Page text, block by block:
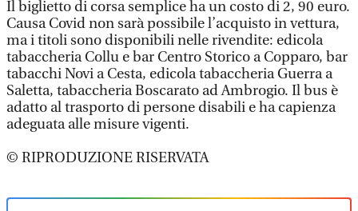
Il biglietto di corsa semplice ha un costo di 2, 90 euro.
Causa Covid non sarà possibile l’acquisto in vettura,
ma i titoli sono disponibili nelle rivendite: edicola
tabaccheria Collu e bar Centro Storico a Copparo, bar
tabacchi Novi a Cesta, edicola tabaccheria Guerra a
Saletta, tabaccheria Boscarato ad Ambrogio. Il bus è
adatto al trasporto di persone disabili e ha capienza
adeguata alle misure vigenti.
© RIPRODUZIONE RISERVATA